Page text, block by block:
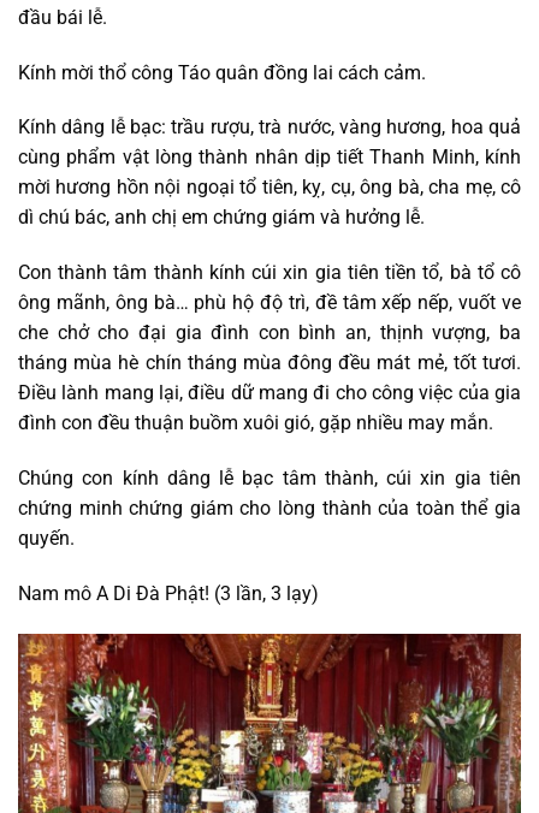
đầu bái lễ.
Kính mời thổ công Táo quân đồng lai cách cảm.
Kính dâng lễ bạc: trầu rượu, trà nước, vàng hương, hoa quả
cùng phẩm vật lòng thành nhân dịp tiết Thanh Minh, kính
mời hương hồn nội ngoại tổ tiên, kỵ, cụ, ông bà, cha mẹ, cô
dì chú bác, anh chị em chứng giám và hưởng lễ.
Con thành tâm thành kính cúi xin gia tiên tiền tổ, bà tổ cô
ông mãnh, ông bà… phù hộ độ trì, đề tâm xếp nếp, vuốt ve
che chở cho đại gia đình con bình an, thịnh vượng, ba
tháng mùa hè chín tháng mùa đông đều mát mẻ, tốt tươi.
Điều lành mang lại, điều dữ mang đi cho công việc của gia
đình con đều thuận buồm xuôi gió, gặp nhiều may mắn.
Chúng con kính dâng lễ bạc tâm thành, cúi xin gia tiên
chứng minh chứng giám cho lòng thành của toàn thể gia
quyến.
Nam mô A Di Đà Phật! (3 lần, 3 lạy)